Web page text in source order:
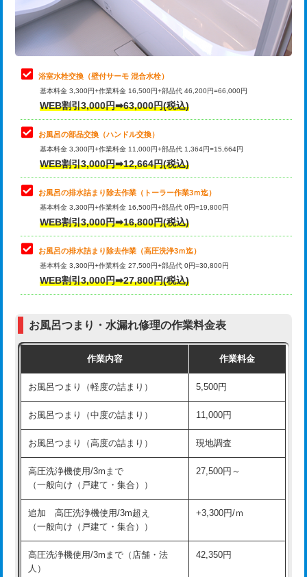
止水・漏水調査・防水処理・清掃・修
理・調整・分解・加工など（軽作業）
止水・漏水調査・防水処理・清掃・修
理・調整・分解・加工など（中作業）
22,000円
止水・漏水調査・防水処理・清掃・修
理・調整・分解・加工など（重作業）
33,000円
トイレタンク脱着
トイレ便器脱着
タンクレストイレ脱着 33,000円
小便器トイレ脱着
その他部品の脱着 8,800円～
交換・取付（タンク）
交換・取付（普通便座） 11,000円+材料費
交換・取付（温水洗浄便座） 16,500円+材料費
交換・取付(単水栓（壁付・デッキ
式）)
13,200円+材料費
交換・取付(混合水栓（壁付・デッキ
式・ワンホール）)
16,500円+材料費
交換・取付(排水栓・排水トラップ
（P/S/ポップアップ））
22,000円+材料費
交換・取付（その他部品） 11,000円+材料費
持込商品取付（単水栓） 13,200円
持込商品取付（混合水栓）
浴室水栓交換（壁付サーモ 混合水栓）
基本料金 3,300円+作業料金 16,500円+部品代 46,200円=66,000円
WEB割引3,000円➡63,000円(税込)
お風呂の部品交換（ハンドル交換）
基本料金 3,300円+作業料金 11,000円+部品代 1,364円=15,664円
WEB割引3,000円➡12,664円(税込)
お風呂の排水詰まり除去作業（トーラー作業3ｍ迄）
基本料金 3,300円+作業料金 16,500円+部品代 0円=19,800円
WEB割引3,000円➡16,800円(税込)
お風呂の排水詰まり除去作業（高圧洗浄3ｍ迄）
基本料金 3,300円+作業料金 27,500円+部品代 0円=30,800円
WEB割引3,000円➡27,800円(税込)
お風呂つまり・水漏れ修理の作業料金表
作業内容 作業料金
お風呂つまり（軽度の詰まり） 5,500円
お風呂つまり（中度の詰まり） 11,000円
お風呂つまり（高度の詰まり） 現地調査
高圧洗浄機使用/3mまで
（一般向け（戸建て・集合））
27,500円～
追加 高圧洗浄機使用/3m超え
（一般向け（戸建て・集合））
+3,300円/ｍ
高圧洗浄機使用/3mまで（店舗・法
人）
42,350円